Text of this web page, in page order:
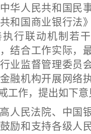
华人民共和国民
和国商业银行法
行联动机制若
结合工作实际，
业监督管理委员
融机构开展网络
工作，提出如下意
民法院、中国
励和支持各级人